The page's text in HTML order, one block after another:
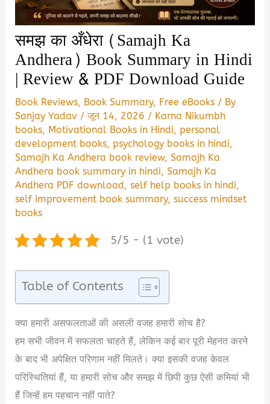
समझ का अँधेरा (Samajh Ka
Andhera) Book Summary in Hindi
| Review & PDF Download Guide
Book Reviews, Book Summary, Free eBooks / By
Sanjay Yadav /जून 14, 2026 / Karna Nikumbh
books, Motivational Books in Hindi,personal
development books,psychology books in hindi,
Samajh Ka Andhera book review,Samajh Ka
Andhera book summary in hindi,Samajh Ka
Andhera PDF download,self help books in hindi,
self improvement book summary,success mindset
books
5/5 - (1 vote)
Table of Contents
क्या हमारी असफलताओं की असली वजह हमारी सोच है?
हम सभी जीवन में सफलता चाहते हैं, लेकिन कई बार पूरी मेहनत करने
के बाद भी अपेक्षित परिणाम नहीं मिलते। क्या इसकी वजह केवल
परिस्थितियां हैं, या हमारी सोच और समझ में छिपी कुछ ऐसी कमियां भी
हैं जिन्हें हम पहचान नहीं पाते?